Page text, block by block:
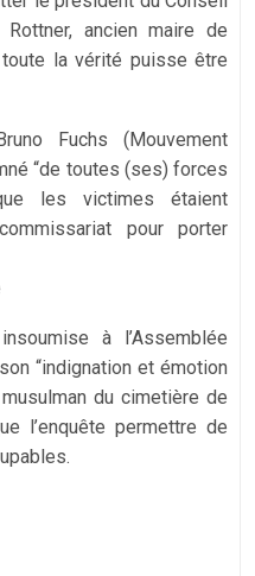
ancien maire de
la vérité puisse être
Fuchs (Mouvement
“de toutes (ses) forces
les victimes étaient
pour porter
à l’Assemblée
“indignation et émotion
du cimetière de
l’enquête permettre de